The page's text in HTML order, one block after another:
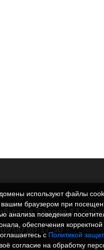
ул. Седова 13,
до 17:30
используют файлы
браузером при
анализа поведения
обеспечения
с Политикой
согласие на обработку